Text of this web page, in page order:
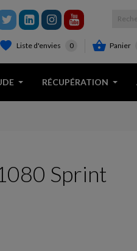
Liste d'envies 0  Panier
RÉCUPÉRATION
Sprint